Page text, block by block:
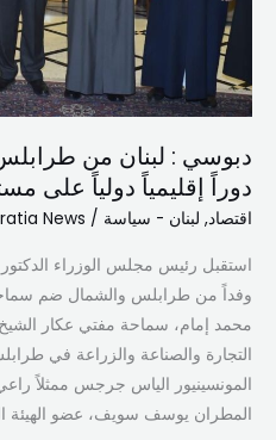
دبوسي : لبنان من
دوراً إقليمياً دولياً
اقتصاد, لبنان - سياسة /
News
استقبل رئيس مجلس الوزراء
وفداً من طرابلس والشمال ضم
محمد إمام، سماحة مفتي عكار
التجارة والصناعة والزراعة في
المونسينيور الياس جرجس ممثلاً
المطران يوسف سويف، عضو الهيئة
يلعب
دوراً
إقليمياً
دولياً
مستوى
شرق
المتوسط